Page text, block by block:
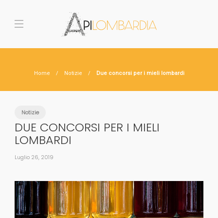
Home Notizie Due concorsi per i mieli lombardi
Notizie
DUE CONCORSI PER I MIELI
LOMBARDI
Luglio 26, 2019